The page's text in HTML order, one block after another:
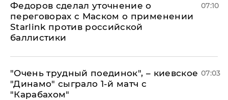
Федоров сделал уточнение о
переговорах с Маском о применении
Starlink против российской
баллистики
07:10
"Очень трудный поединок", – киевское
"Динамо" сыграло 1-й матч с
"Карабахом"
07:03